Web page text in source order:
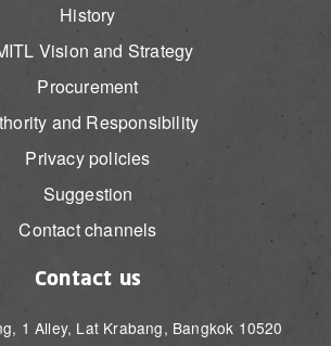
History
Vision and Strategy
Procurement
and Responsibility
Privacy policies
Suggestion
Contact channels
Contact us
1 Alley, Lat Krabang, Bangkok 10520